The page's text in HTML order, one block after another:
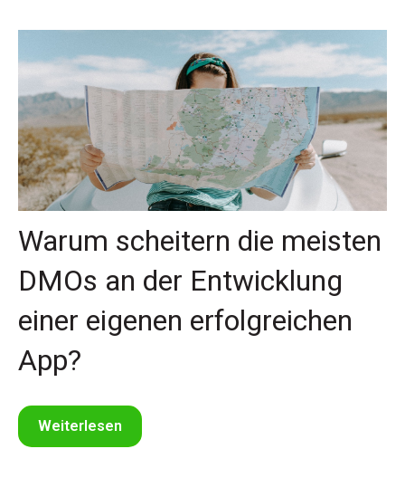
Warum scheitern die meisten
DMOs an der Entwicklung
einer eigenen erfolgreichen
App?
Weiterlesen